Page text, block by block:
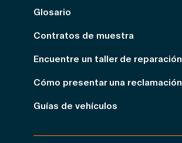
Glosario
Contratos de muestra
Encuentre un taller de reparación
Cómo presentar una reclamación
Guías de vehículos